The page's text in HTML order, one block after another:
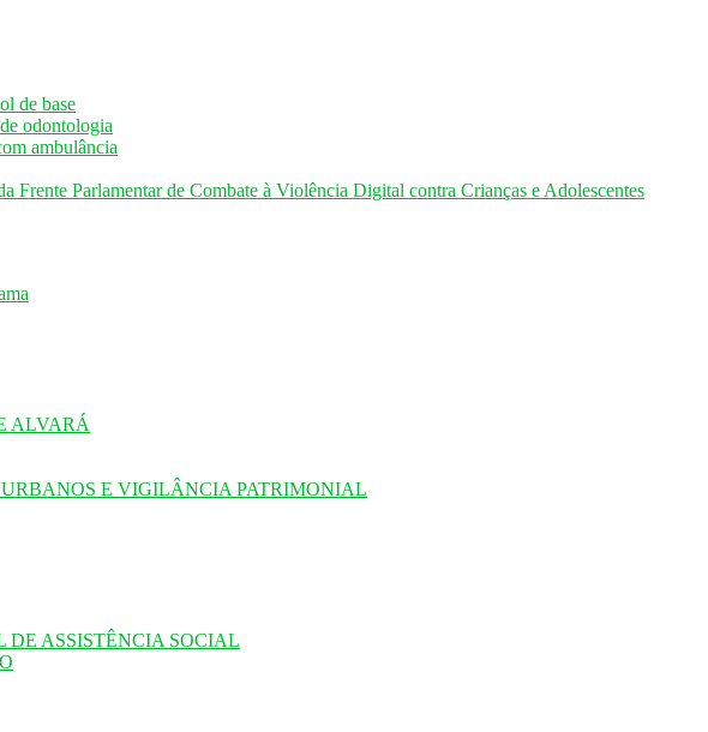
de base
odontologia
ambulância
Frente Parlamentar de Combate à Violência Digital contra Crianças e Adolescentes
ALVARÁ
E VIGILÂNCIA PATRIMONIAL
ASSISTÊNCIA SOCIAL